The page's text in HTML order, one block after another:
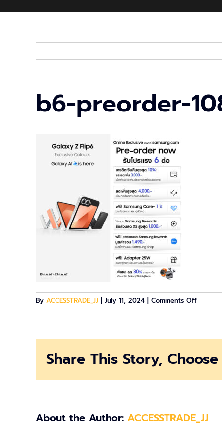
b6-preorder-
By ACCESSTRADE_JJ July 11, 2024 Comments Offon
b6-
Share This Story,
About the Author: ACCESSTRADE_JJ